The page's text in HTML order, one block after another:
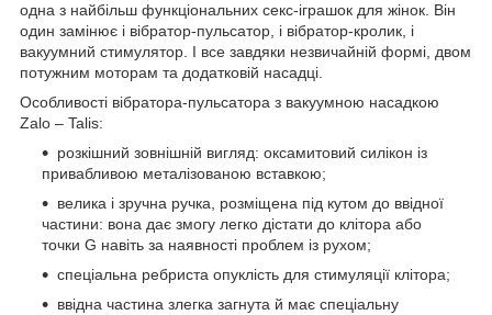
одна з найбільш функціональних секс-іграшок для жінок. Він
один замінює і вібратор-пульсатор, і вібратор-кролик, і
вакуумний стимулятор. І все завдяки незвичайній формі, двом
потужним моторам та додатковій насадці.
Особливості вібратора-пульсатора з вакуумною насадкою
Zalo – Talis:
розкішний зовнішній вигляд: оксамитовий силікон із
привабливою металізованою вставкою;
велика і зручна ручка, розміщена під кутом до ввідної
частини: вона дає змогу легко дістати до клітора або
точки G навіть за наявності проблем із рухом;
спеціальна ребриста опуклість для стимуляції клітора;
ввідна частина злегка загнута й має спеціальну